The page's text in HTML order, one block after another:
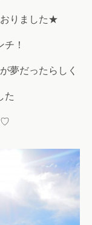
りました★
！
夢だったらしく
た
♡